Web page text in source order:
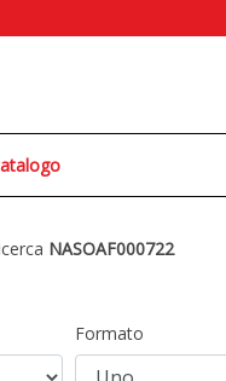
NASOAF000722
Formato